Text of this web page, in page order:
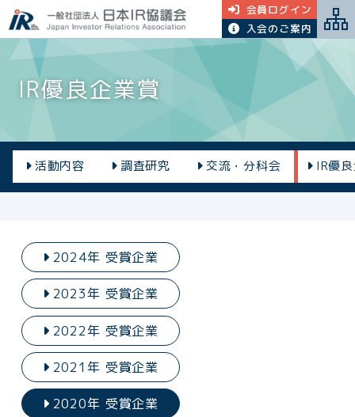
会員ログイン
入会のご案内
IR優良企業賞
活動内容 調査研究 交流・分科会 IR優
2024年 受賞企業
2023年 受賞企業
2022年 受賞企業
2021年 受賞企業
2020年 受賞企業